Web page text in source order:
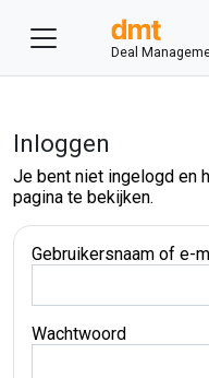
Deal
Inloggen
Je bent niet ingelogd en
pagina te bekijken.
Gebruikersnaam of e-
Wachtwoord